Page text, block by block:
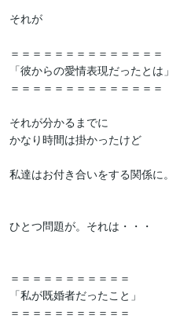
それが
＝＝＝＝＝＝＝＝＝＝＝＝＝＝
「彼からの愛情表現だったとは」
＝＝＝＝＝＝＝＝＝＝＝＝＝＝
それが分かるまでに
かなり時間は掛かったけど
私達はお付き合いをする関係に。
ひとつ問題が。それは・・・
＝＝＝＝＝＝＝＝＝＝＝
「私が既婚者だったこと」
＝＝＝＝＝＝＝＝＝＝＝